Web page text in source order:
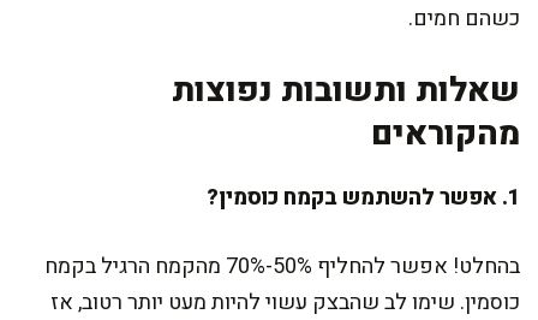
כשהם חמים.
שאלות ותשובות נפוצות
מהקוראים
1. אפשר להשתמש בקמח כוסמין?
בהחלט! אפשר להחליף 50%-70% מהקמח הרגיל בקמח
כוסמין. שימו לב שהבצק עשוי להיות מעט יותר רטוב, אז